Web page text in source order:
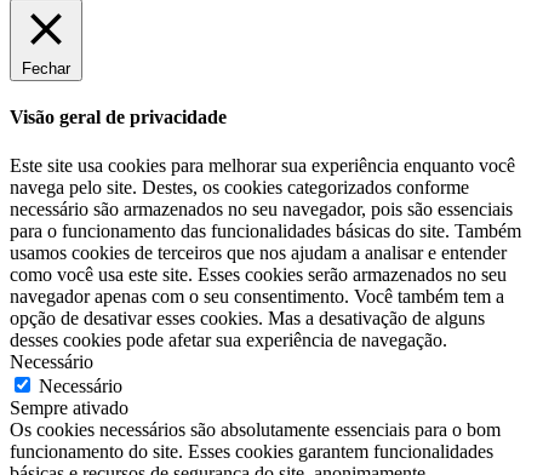
Fechar
Visão geral de privacidade
Este site usa cookies para melhorar sua experiência enquanto você
navega pelo site. Destes, os cookies categorizados conforme
necessário são armazenados no seu navegador, pois são essenciais
para o funcionamento das funcionalidades básicas do site. Também
usamos cookies de terceiros que nos ajudam a analisar e entender
como você usa este site. Esses cookies serão armazenados no seu
navegador apenas com o seu consentimento. Você também tem a
opção de desativar esses cookies. Mas a desativação de alguns
desses cookies pode afetar sua experiência de navegação.
Necessário
Necessário
Sempre ativado
Os cookies necessários são absolutamente essenciais para o bom
funcionamento do site. Esses cookies garantem funcionalidades